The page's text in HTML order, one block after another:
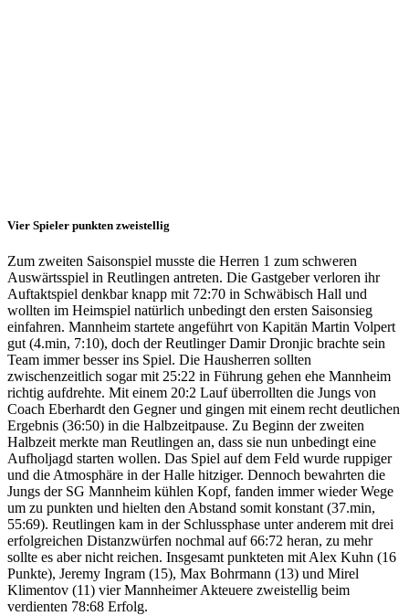
Vier Spieler punkten zweistellig
Zum zweiten Saisonspiel musste die Herren 1 zum schweren
Auswärtsspiel in Reutlingen antreten. Die Gastgeber verloren ihr
Auftaktspiel denkbar knapp mit 72:70 in Schwäbisch Hall und
wollten im Heimspiel natürlich unbedingt den ersten Saisonsieg
einfahren. Mannheim startete angeführt von Kapitän Martin Volpert
gut (4.min, 7:10), doch der Reutlinger Damir Dronjic brachte sein
Team immer besser ins Spiel. Die Hausherren sollten
zwischenzeitlich sogar mit 25:22 in Führung gehen ehe Mannheim
richtig aufdrehte. Mit einem 20:2 Lauf überrollten die Jungs von
Coach Eberhardt den Gegner und gingen mit einem recht deutlichen
Ergebnis (36:50) in die Halbzeitpause. Zu Beginn der zweiten
Halbzeit merkte man Reutlingen an, dass sie nun unbedingt eine
Aufholjagd starten wollen. Das Spiel auf dem Feld wurde ruppiger
und die Atmosphäre in der Halle hitziger. Dennoch bewahrten die
Jungs der SG Mannheim kühlen Kopf, fanden immer wieder Wege
um zu punkten und hielten den Abstand somit konstant (37.min,
55:69). Reutlingen kam in der Schlussphase unter anderem mit drei
erfolgreichen Distanzwürfen nochmal auf 66:72 heran, zu mehr
sollte es aber nicht reichen. Insgesamt punkteten mit Alex Kuhn (16
Punkte), Jeremy Ingram (15), Max Bohrmann (13) und Mirel
Klimentov (11) vier Mannheimer Akteuere zweistellig beim
verdienten 78:68 Erfolg.